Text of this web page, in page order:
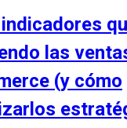
behind
your
websitelas
(y cómo